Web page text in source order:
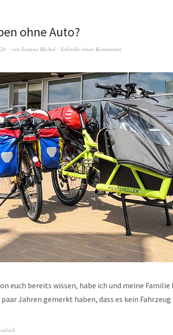
ohne Auto?
von Joanna Michel Schreibe einen Kommentar
euch bereits wissen, habe ich und meine
Jahren gemerkt haben, dass es kein